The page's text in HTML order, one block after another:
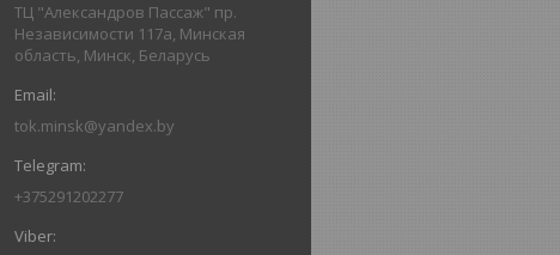
ТЦ "Александров Пассаж" пр.
Независимости 117а, Минская
область, Минск, Беларусь
tok.minsk@yandex.by
+375291202277